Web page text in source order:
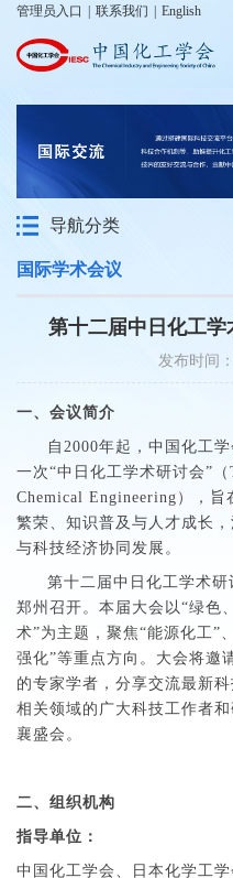
管理员入口 联系我们 English
导航分类
国际学术会议
第十二届中日化工学
发布时间
一、会议简介
自2000年起，中国化工
一次“中日化工学术研讨会”
Chemical Engineering），
繁荣、知识普及与人才成长
与科技经济协同发展。
第十二届中日化工学术
郑州召开。本届大会以“绿色
术”为主题，聚焦“能源化工”
强化”等重点方向。大会将邀
的专家学者，分享交流最新
相关领域的广大科技工作者
襄盛会。
二、组织机构
指导单位：
中国化工学会、日本化学工学